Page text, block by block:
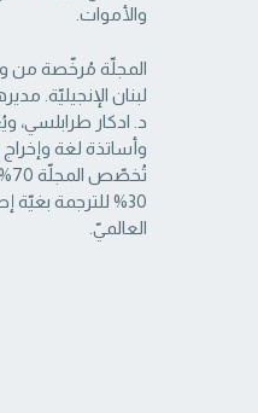
والأموات. ‏
المجلّة مُرخّصة من
لبنان الإنجيليّة.
وأساتذة لغة
30% للترجمة
العالميّ.‏